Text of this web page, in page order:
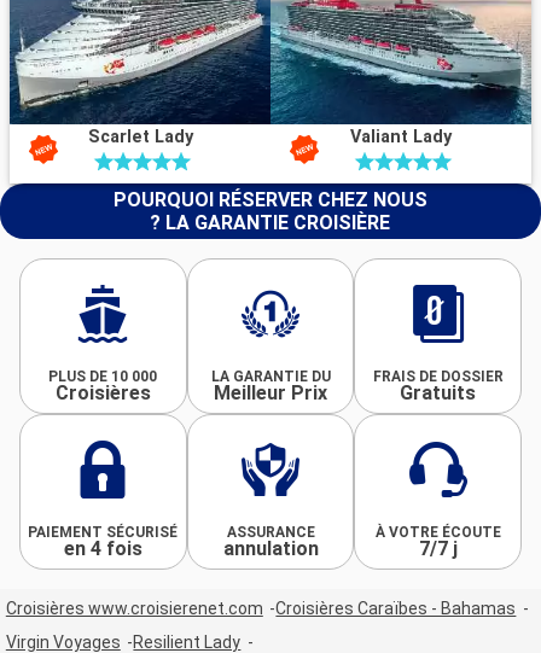
Scarlet Lady Valiant Lady
POURQUOI RÉSERVER CHEZ NOUS
? LA GARANTIE CROISIÈRE
PLUS DE 10 000
Croisières
LA GARANTIE DU
Meilleur Prix
FRAIS DE DOSSIER
Gratuits
PAIEMENT SÉCURISÉ
en 4 fois
ASSURANCE
annulation
À VOTRE ÉCOUTE
7/7 j
Croisières www.croisierenet.com
Croisières Caraïbes - Bahamas
Virgin Voyages
Resilient Lady